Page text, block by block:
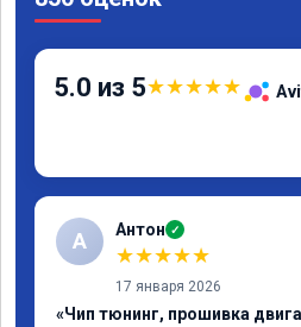
5.0 из 5★★★★★
А Антон ✓
★★★★★
17 января 2026
«Чип тюнинг, прошивка